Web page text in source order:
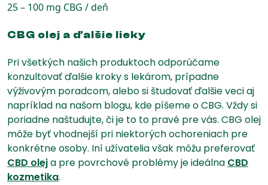
25 – 100 mg CBG / deň
CBG olej a ďalšie lieky
Pri všetkých našich produktoch odporúčame
konzultovať ďalšie kroky s lekárom, prípadne
výživovým poradcom, alebo si študovať ďalšie veci aj
napríklad na našom blogu, kde píšeme o CBG. Vždy si
poriadne naštudujte, či je to to pravé pre vás. CBG olej
môže byť vhodnejší pri niektorých ochoreniach pre
konkrétne osoby. Iní užívatelia však môžu preferovať
CBD oleja pre povrchové problémy je ideálna CBD
kozmetika.